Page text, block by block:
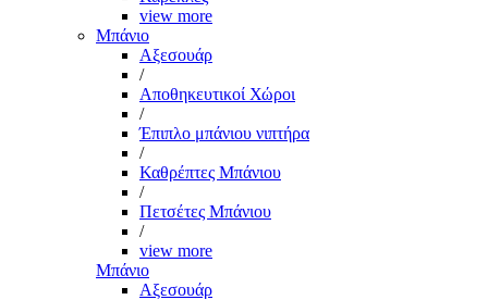
view more
Μπάνιο
Αξεσουάρ
/
Αποθηκευτικοί Χώροι
/
Έπιπλο μπάνιου νιπτήρα
/
Καθρέπτες Μπάνιου
/
Πετσέτες Μπάνιου
/
view more
Μπάνιο
Αξεσουάρ